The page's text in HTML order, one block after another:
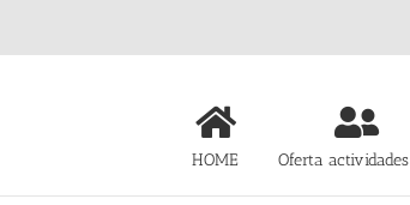
HOME Oferta actividades